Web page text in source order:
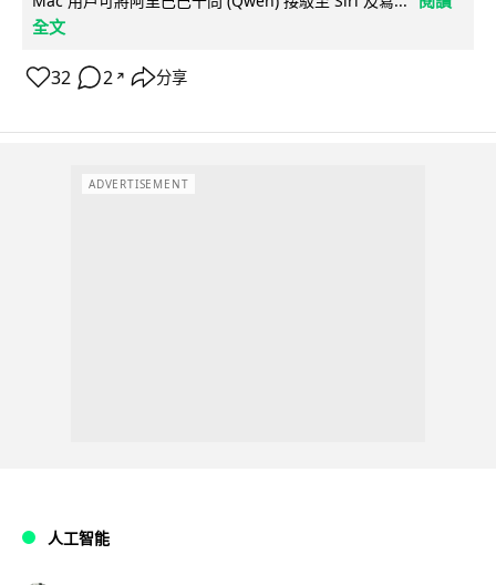
全文
32 2 ↗ 分享
ADVERTISEMENT
人工智能